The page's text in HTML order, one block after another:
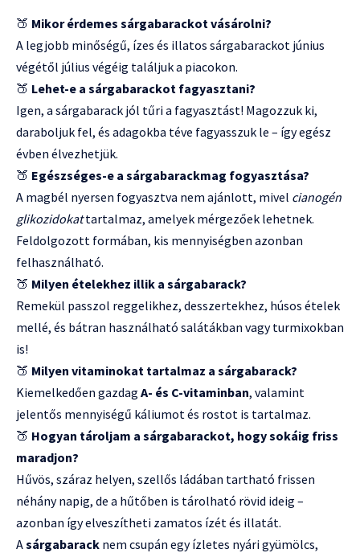
🍑 Mikor érdemes sárgabarackot vásárolni?
A legjobb minőségű, ízes és illatos sárgabarackot június
végétől július végéig találjuk a piacokon.
🍑 Lehet-e a sárgabarackot fagyasztani?
Igen, a sárgabarack jól tűri a fagyasztást! Magozzuk ki,
daraboljuk fel, és adagokba téve fagyasszuk le – így egész
évben élvezhetjük.
🍑 Egészséges-e a sárgabarackmag fogyasztása?
A magbél nyersen fogyasztva nem ajánlott, mivel cianogén
glikozidokattartalmaz, amelyek mérgezőek lehetnek.
Feldolgozott formában, kis mennyiségben azonban
felhasználható.
🍑 Milyen ételekhez illik a sárgabarack?
Remekül passzol reggelikhez, desszertekhez, húsos ételek
mellé, és bátran használható salátákban vagy turmixokban
is!
🍑 Milyen vitaminokat tartalmaz a sárgabarack?
Kiemelkedően gazdag A- és C-vitaminban, valamint
jelentős mennyiségű káliumot és rostot is tartalmaz.
🍑 Hogyan tároljam a sárgabarackot, hogy sokáig friss
maradjon?
Hűvös, száraz helyen, szellős ládában tartható frissen
néhány napig, de a hűtőben is tárolható rövid ideig –
azonban így elveszítheti zamatos ízét és illatát.
Asárgabarack nem csupán egy ízletes nyári gyümölcs,